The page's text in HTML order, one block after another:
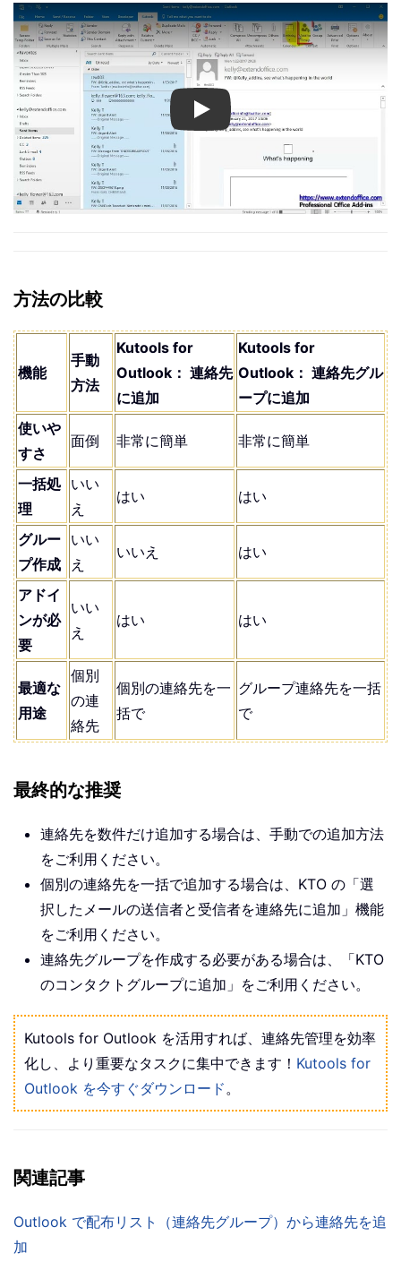
Play
方法の比較
機能
手動
方法
Kutools for
Outlook： 連絡先
に追加
Kutools for
Outlook： 連絡先グル
ープに追加
使いや
すさ
面倒 非常に簡単 非常に簡単
一括処
理
いい
え
はい はい
グルー
プ作成
いい
え
いいえ はい
アドイ
ンが必
要
いい
え
はい はい
最適な
用途
個別
の連
絡先
個別の連絡先を一
括で
グループ連絡先を一括
で
最終的な推奨
連絡先を数件だけ追加する場合は、手動での追加方法
をご利用ください。
個別の連絡先を一括で追加する場合は、KTO の「選
択したメールの送信者と受信者を連絡先に追加」機能
をご利用ください。
連絡先グループを作成する必要がある場合は、「KTO
のコンタクトグループに追加」をご利用ください。
Kutools for Outlook を活用すれば、連絡先管理を効率
化し、より重要なタスクに集中できます！ Kutools for
Outlook を今すぐダウンロード 。
関連記事
Outlook で配布リスト（連絡先グループ）から連絡先を追
加